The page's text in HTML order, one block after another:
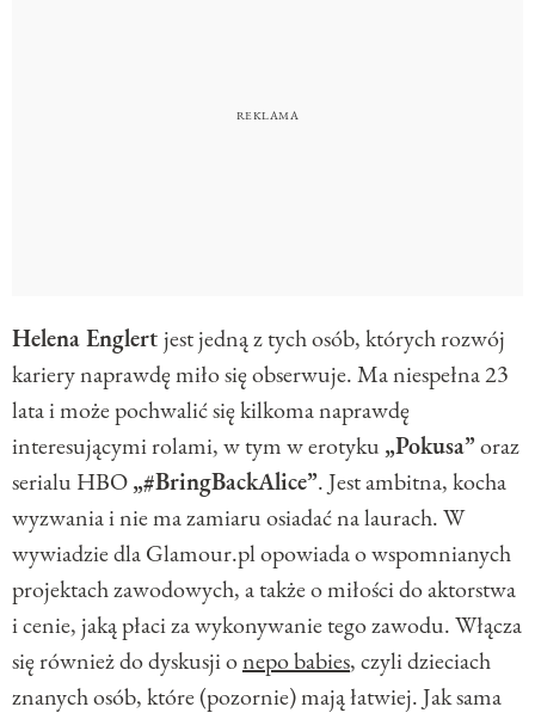
Helena Englertjest jedną z tych osób, których rozwój
kariery naprawdę miło się obserwuje. Ma niespełna 23
lata i może pochwalić się kilkoma naprawdę
interesującymi rolami, w tym w erotyku „Pokusa”oraz
serialu HBO„#BringBackAlice”. Jest ambitna, kocha
wyzwania i nie ma zamiaru osiadać na laurach. W
wywiadzie dla Glamour.pl opowiada o wspomnianych
projektach zawodowych, a także o miłości do aktorstwa
i cenie, jaką płaci za wykonywanie tego zawodu. Włącza
się również do dyskusji onepo babies, czyli dzieciach
znanych osób, które (pozornie) mają łatwiej. Jak sama